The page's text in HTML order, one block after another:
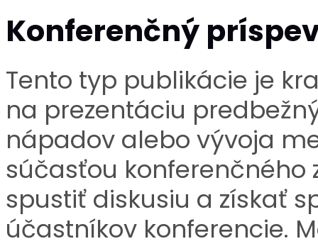
Konferenčný
Tento typ publikácie je
na prezentáciu
nápadov alebo vývoja
súčasťou
spustiť diskusiu a získať
účastníkov konferencie.